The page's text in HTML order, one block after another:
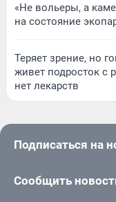
«Не вольеры, а
на состояние
Теряет зрение, но
живет подросток с
нет лекарств
Подписаться на
Сообщить